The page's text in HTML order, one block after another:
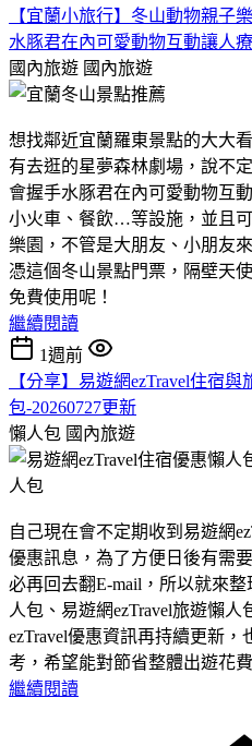
【宜蘭小旅行】冬山動物親子
水豚君在內可愛動物互動讓人
國內旅遊 國內旅遊
想找鄰近宜蘭羅東景點的大大
有去逛的星夢森林劇場，說不
會握手水豚君在內可愛動物互
小火車、餐飲…等設施，並且
樂園，不管是大朋友、小朋友
憑這個冬山景點門票，隔壁天
免費使用呢！
繼續閱讀
1週前
【分享】易遊網ezTravel住宿
包-20260727更新
懶人包 國內旅遊
自己現在會不定期收到易遊網
優惠訊息，為了方便日後有需
必再回去翻E-mail，所以就來
人包、易遊網ezTravel旅遊懶
ezTravel優惠資訊再持續更新
考，希望能對節省整體出遊花
繼續閱讀